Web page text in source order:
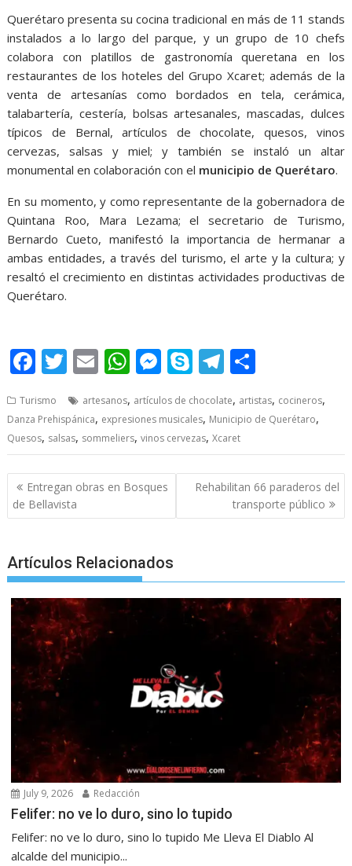
Querétaro presenta su cocina tradicional en más de 11 stands
instalados a lo largo del parque, y un grupo de 10 chefs
colabora con platillos de gastronomía queretana en los
restaurantes de los hoteles del Grupo Xcaret; además de la
venta de artesanías como bordados en tela, cerámica,
talabartería, cestería, bolsas artesanales, mascadas, dulces
típicos de Bernal, artículos de chocolate, quesos, vinos
cervezas, salsas y miel; y también se instaló un altar
monumental en colaboración con el municipio de Querétaro.
En su momento, y como representante de la gobernadora de
Quintana Roo, Mara Lezama; el secretario de Turismo,
Bernardo Cueto, manifestó la importancia de hermanar a
ambas entidades, a través del turismo, el arte y la cultura; y
resaltó el crecimiento en distintas actividades productivas de
Querétaro.
F
e
b
o
o
k
T
itt
er
E
ai
l
W
at
s
A
p
p
M
ss
e
n
g
er
S
y
p
e
T
e
gr
a
m
ar
Turismo artesanos, artículos de chocolate, artistas, cocineros,
Danza Prehispánica, expresiones musicales, Municipio de Querétaro,
Quesos, salsas, sommeliers,vinos cervezas,Xcaret
Post
navigation
Entregan obras en Bosques
de Bellavista
Rehabilitan 66 paraderos del
transporte público
Artículos Relacionados
July 9, 2026 Redacción
Felifer: no ve lo duro, sino lo tupido
Felifer: no ve lo duro, sino lo tupido Me Lleva El Diablo Al
alcalde del municipio...